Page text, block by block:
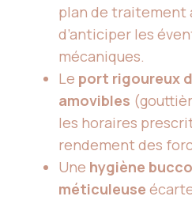
plan de traitement
d’anticiper les
mécaniques.
Le port rigoureux
amovibles
les horaires
rendement des
Une hygiène
méticuleuse